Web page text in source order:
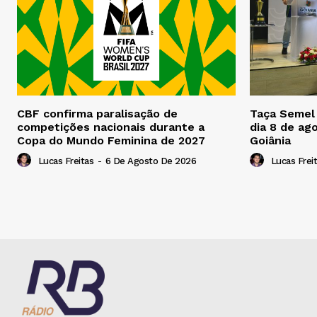
CBF confirma paralisação de
competições nacionais durante a
Copa do Mundo Feminina de 2027
Lucas Freitas - 6 De Agosto De 2026
Taça
dia 8 de
Goiânia
Lucas